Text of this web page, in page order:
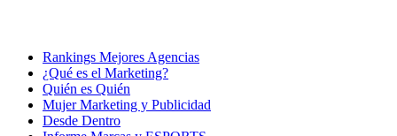
Rankings Mejores Agencias
¿Qué es el Marketing?
Quién es Quién
Mujer Marketing y Publicidad
Desde Dentro